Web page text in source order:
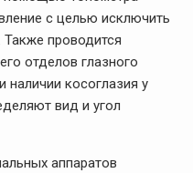
с целью исключить
проводится
отделов глазного
косоглазия у
вид и угол
аппаратов